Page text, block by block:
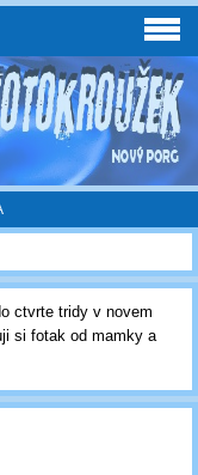
ctvrte tridy v novem
si fotak od mamky a